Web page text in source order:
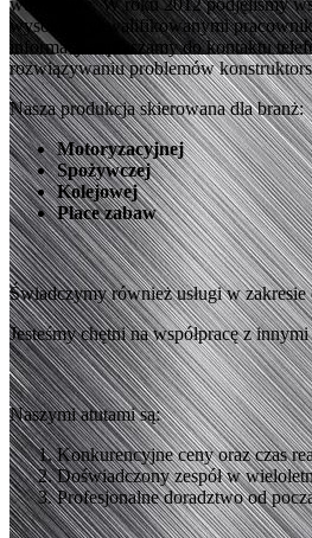
wtryskowe. W roku 2012 podjęliśmy
wysoko wykwalifikowanymi
informacji zapraszamy do kontaktu
rozwiązywaniu problemów
Nasza produkcja skierowana dla branż:
Motoryzacyjnej
Spożywczej
Kolejowej
Place zabaw
Świadczymy również usługi w
Jesteśmy chętni na współpracę z
Naszymi atutami są:
Konkurencyjne ceny oraz czas
Doświadczony zespół w
Profesjonalne doradztwo od